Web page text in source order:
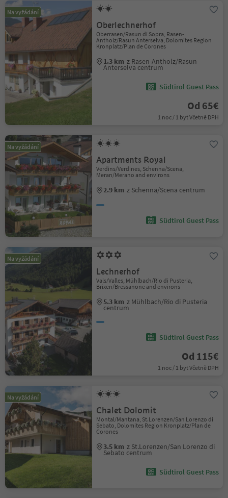
Na vyžádání
Oberlechnerhof
Oberrasen/Rasun di Sopra, Rasen-
Antholz/Rasun Anterselva, Dolomites Region
Kronplatz/Plan de Corones
1.3 km z Rasen-Antholz/Rasun
Anterselva centrum
Südtirol Guest Pass
Od 65€
1 noc / 1 byt Včetně DPH
Na vyžádání
Apartments Royal
Verdins/Verdines, Schenna/Scena,
Meran/Merano and environs
2.9 km z Schenna/Scena centrum
Südtirol Guest Pass
Na vyžádání
Lechnerhof
Vals/Valles, Mühlbach/Rio di Pusteria,
Brixen/Bressanone and environs
5.3 km z Mühlbach/Rio di Pusteria
centrum
Südtirol Guest Pass
Od 115€
1 noc / 1 byt Včetně DPH
Na vyžádání
Chalet Dolomit
Montal/Mantana, St.Lorenzen/San Lorenzo di
Sebato, Dolomites Region Kronplatz/Plan de
Corones
3.5 km z St.Lorenzen/San Lorenzo di
Sebato centrum
Südtirol Guest Pass